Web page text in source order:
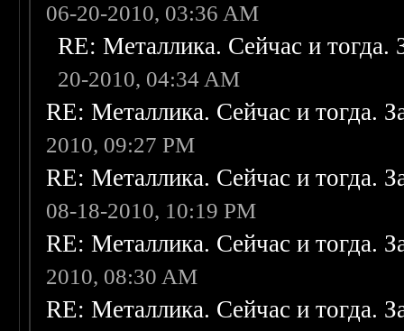
06-20-2010, 03:36 AM
RE: Металлика. Сейчас и
20-2010, 04:34 AM
RE: Металлика. Сейчас и тогда.
2010, 09:27 PM
RE: Металлика. Сейчас и тогда.
08-18-2010, 10:19 PM
RE: Металлика. Сейчас и тогда.
2010, 08:30 AM
RE: Металлика. Сейчас и тогда.